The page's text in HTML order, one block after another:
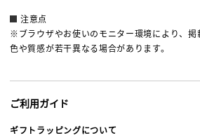
注意点
※ブラウザやお使いのモニター環境により、掲
色や質感が若干異なる場合があります。
ご利用ガイド
ギフトラッピングについて